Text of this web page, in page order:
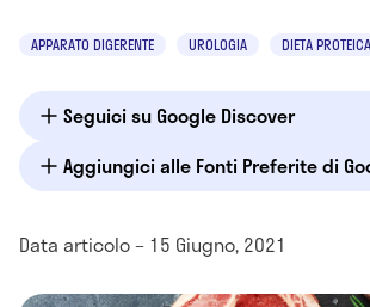
APPARATO DIGERENTE UROLOGIA DIETA PROTEICA
Seguici su Google Discover
Aggiungici alle Fonti Preferite di
Data articolo – 15 Giugno, 2021